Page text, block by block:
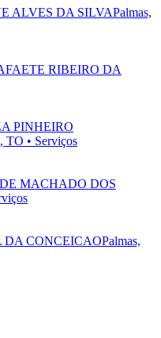
ALVES DA SILVAPalmas,
RIBEIRO DA
PINHEIRO
TO • Serviços
MACHADO DOS
DA CONCEICAOPalmas,